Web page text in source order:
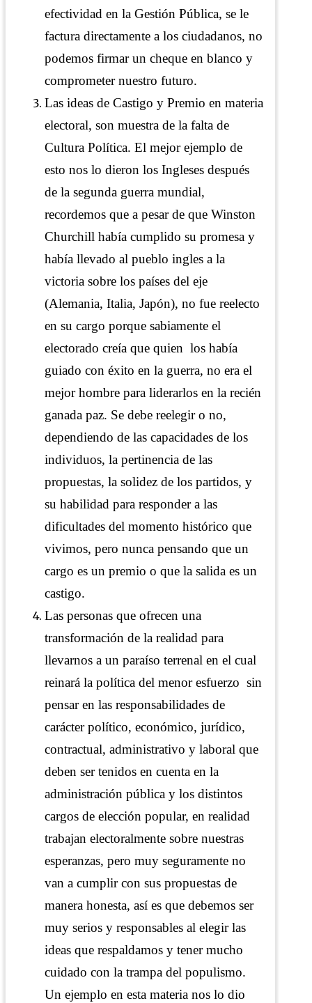
efectividad en la Gestión Pública, se le
factura directamente a los ciudadanos, no
podemos firmar un cheque en blanco y
comprometer nuestro futuro.
Las ideas de Castigo y Premio en materia
electoral, son muestra de la falta de
Cultura Política. El mejor ejemplo de
esto nos lo dieron los Ingleses después
de la segunda guerra mundial,
recordemos que a pesar de que Winston
Churchill había cumplido su promesa y
había llevado al pueblo ingles a la
victoria sobre los países del eje
(Alemania, Italia, Japón), no fue reelecto
en su cargo porque sabiamente el
electorado creía que quien los había
guiado con éxito en la guerra, no era el
mejor hombre para liderarlos en la recién
ganada paz. Se debe reelegir o no,
dependiendo de las capacidades de los
individuos, la pertinencia de las
propuestas, la solidez de los partidos, y
su habilidad para responder a las
dificultades del momento histórico que
vivimos, pero nunca pensando que un
cargo es un premio o que la salida es un
castigo.
Las personas que ofrecen una
transformación de la realidad para
llevarnos a un paraíso terrenal en el cual
reinará la política del menor esfuerzo sin
pensar en las responsabilidades de
carácter político, económico, jurídico,
contractual, administrativo y laboral que
deben ser tenidos en cuenta en la
administración pública y los distintos
cargos de elección popular, en realidad
trabajan electoralmente sobre nuestras
esperanzas, pero muy seguramente no
van a cumplir con sus propuestas de
manera honesta, así es que debemos ser
muy serios y responsables al elegir las
ideas que respaldamos y tener mucho
cuidado con la trampa del populismo.
Un ejemplo en esta materia nos lo dio